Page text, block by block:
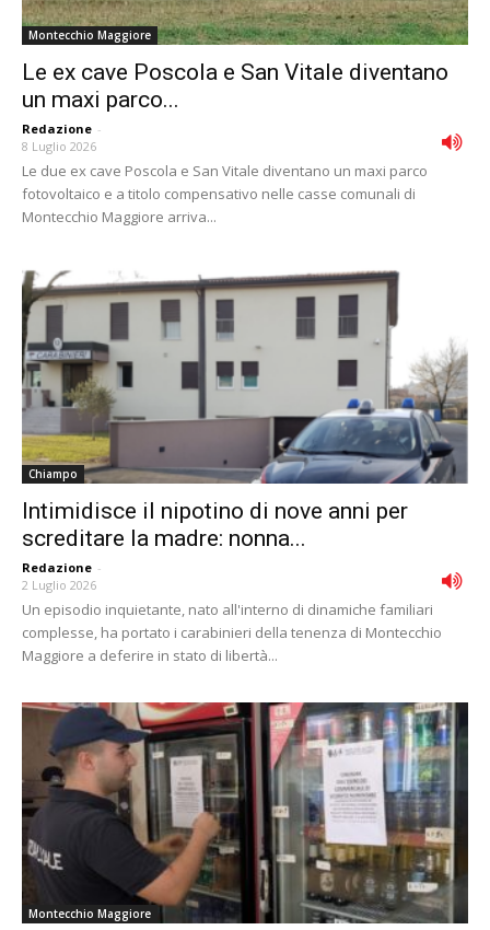
Montecchio Maggiore
Le ex cave Poscola e San Vitale diventano
un maxi parco...
Redazione -
8 Luglio 2026
Le due ex cave Poscola e San Vitale diventano un maxi parco
fotovoltaico e a titolo compensativo nelle casse comunali di
Montecchio Maggiore arriva...
Chiampo
Intimidisce il nipotino di nove anni per
screditare la madre: nonna...
Redazione -
2 Luglio 2026
Un episodio inquietante, nato all'interno di dinamiche familiari
complesse, ha portato i carabinieri della tenenza di Montecchio
Maggiore a deferire in stato di libertà...
Montecchio Maggiore